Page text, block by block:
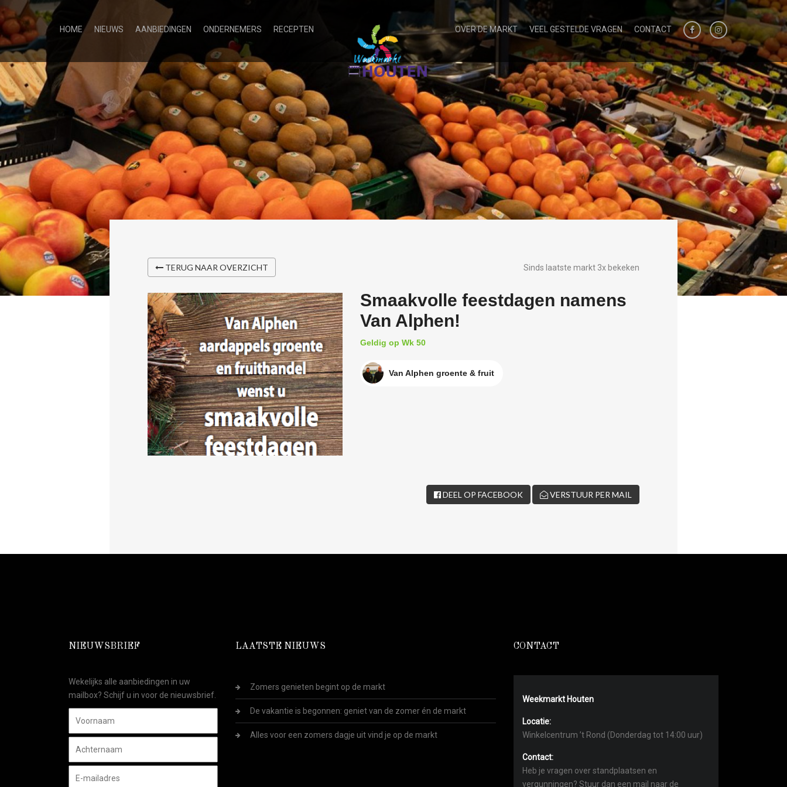
HOME NIEUWS AANBIEDINGEN ONDERNEMERS RECEPTEN OVER DE MARKT VEEL GESTELDE VRAGEN CONTACT
TERUG NAAR OVERZICHT Sinds laatste markt 3x bekeken
Smaakvolle feestdagen namens
Van Alphen!
Geldig op Wk 50
Van Alphen groente & fruit
DEEL OP FACEBOOK VERSTUUR PER MAIL
NIEUWSBRIEF
Wekelijks alle aanbiedingen in uw
mailbox? Schijf u in voor de nieuwsbrief.
LAATSTE NIEUWS
Zomers genieten begint op de markt
De vakantie is begonnen: geniet van de zomer én de markt
Alles voor een zomers dagje uit vind je op de markt
CONTACT
Weekmarkt Houten
Locatie:
Winkelcentrum ’t Rond (Donderdag tot 14:00 uur)
Contact:
Heb je vragen over standplaatsen en
vergunningen? Stuur dan een mail naar de